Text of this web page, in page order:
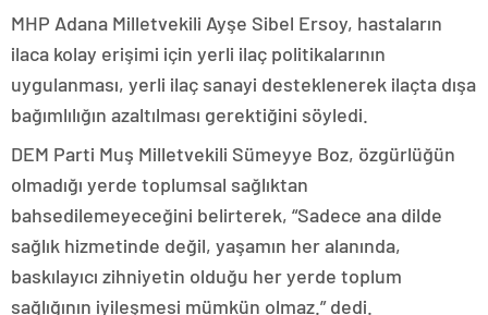
MHP Adana Milletvekili Ayşe Sibel Ersoy, hastaların
ilaca kolay erişimi için yerli ilaç politikalarının
uygulanması, yerli ilaç sanayi desteklenerek ilaçta dışa
bağımlılığın azaltılması gerektiğini söyledi.
DEM Parti Muş Milletvekili Sümeyye Boz, özgürlüğün
olmadığı yerde toplumsal sağlıktan
bahsedilemeyeceğini belirterek, “Sadece ana dilde
sağlık hizmetinde değil, yaşamın her alanında,
baskılayıcı zihniyetin olduğu her yerde toplum
sağlığının iyileşmesi mümkün olmaz.” dedi.